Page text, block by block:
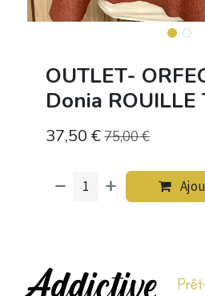
OUTLET-
Donia ROUILLE
37,50 €75,00€